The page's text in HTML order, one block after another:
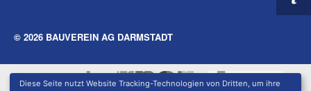
Diese Seite nutzt Website Tracking-Technologien von Dritten, um ihre
© 2026 BAUVEREIN AG DARMSTADT